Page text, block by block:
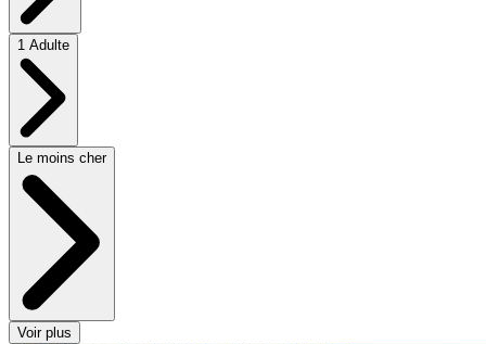
1 Adulte
Le moins cher
Voir plus